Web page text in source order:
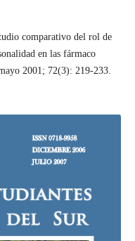
comparativo del rol de
en las fármaco
2001; 72(3): 219-233.